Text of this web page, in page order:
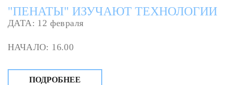
"ПЕНАТЫ" ИЗУЧАЮТ ТЕХНОЛОГИИ
ДАТА: 12 февраля
НАЧАЛО: 16.00
ПОДРОБНЕЕ